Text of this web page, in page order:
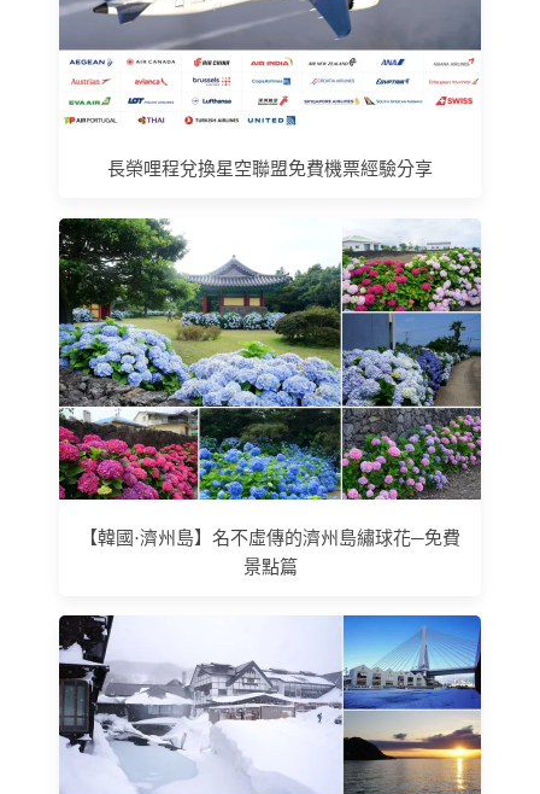
長榮哩程兌換星空聯盟免費機票經驗分享
【韓國·濟州島】名不虛傳的濟州島繡球花─免費
景點篇